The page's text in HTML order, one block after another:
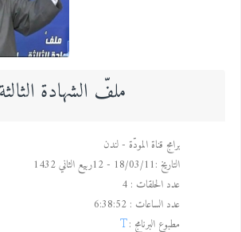
ملفّ الشهادة الثالثة
برامج قناة المودّة - لندن
التاريخ : 18/03/11 -
12ربيع الثاني 1432
عدد الحلقات : 4
عدد الساعات : 6:38:52
مطبوع البرنامج :